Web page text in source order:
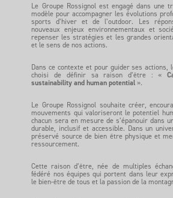
Le Groupe Rossignol est engagé dans une
modèle pour accompagner les évolutions
sports d’hiver et de l’outdoor. Les
nouveaux enjeux environnementaux et
repenser les stratégies et les grandes
et le sens de nos actions.
Dans ce contexte et pour guider ses actions,
choisi de définir sa raison d’être : «
sustainability and human potential».
Le Groupe Rossignol souhaite créer,
mouvements qui valoriseront le potentiel
chacun sera en mesure de s’épanouir dans
durable, inclusif et accessible. Dans un
préservé source de bien être physique et
ressourcement.
Cette raison d’être, née de multiples
fédéré nos équipes qui portent dans leur
le bien-être de tous et la passion de la